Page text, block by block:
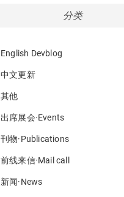
分类
English Devblog
中文更新
其他
出席展会·Events
刊物·Publications
前线来信·Mail call
新闻·News